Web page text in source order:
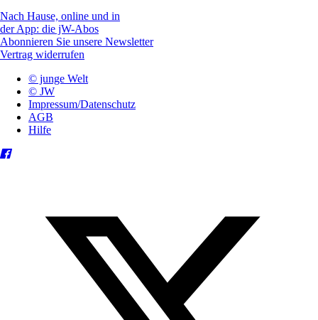
Nach Hause, online und in
der App: die jW-Abos
Abonnieren Sie unsere Newsletter
Vertrag widerrufen
© junge Welt
© JW
Impressum/Datenschutz
AGB
Hilfe